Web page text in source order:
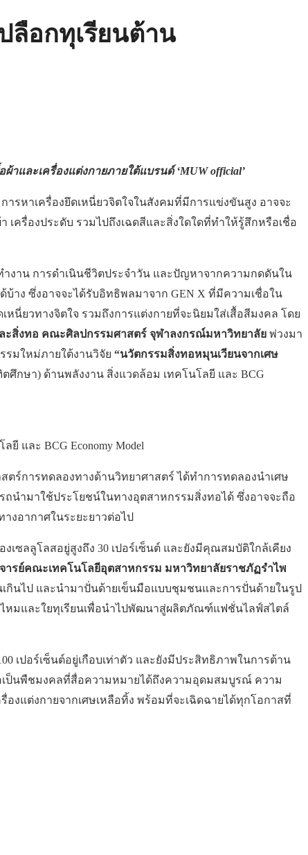
ลือกทุเรียนต้าน
ผ้าและเครื่องแต่งกายภายใต้แบรนด์ ‘MUW official’
ารหาเครื่องยึดเหนี่ยวจิตใจในสังคมที่มีการแข่งขันสูง อาจจะ
ครื่องประดับ รวมไปถึงเฉดสีและสิ่งใดใดที่ทำให้รู้สึกหรือเชื่อ
งาน การดำเนินชีวิตประจำวัน และปัญหาจากความกดดันใน
าง ซึ่งอาจจะได้รับอิทธิพลมาจาก GEN X ที่มีความเชื่อใน
นี่ยวทางจิตใจ รวมถึงการแต่งกายที่จะนิยมใส่เสื้อสีมงคล โดย
สิ่งทอ คณะศิลปกรรมศาสตร์ จุฬาลงกรณ์มหาวิทยาลัย พ่วงมา
รมใหม่ภายใต้งานวิจัย “นวัตกรรมสิ่งทอหมุนเวียนจากเศษ
กษา) ด้านพลังงาน สิ่งแวดล้อม เทคโนโลยี และ BCG
และ BCG Economy Model
ร์การทดลองทางด้านวิทยาศาสตร์ ได้ทำการทดลองนำเศษ
ถนำมาใช้ประโยชน์ในทางอุตสาหกรรมสิ่งทอได้ ซึ่งอาจจะถือ
งอากาศในระยะยาวต่อไป
เซลลูโลสอยู่สูงถึง 30 เปอร์เซ็นต์ และยังมีคุณสมบัติใกล้เคียง
ารย์คณะเทคโนโลยีอุตสาหกรรม มหาวิทยาลัยราชภัฏรำไพ
กินไป และนำมาปั่นด้ายเข็นมือแบบชุมชนและการปั่นด้ายในรูป
หมและใยทุเรียนเพื่อนำไปพัฒนาสู่ผลิตภัณฑ์แฟชั่นไลฟ์สไตล์
เปอร์เซ็นต์อยู่เกือบเท่าตัว และยังมีประสิทธิภาพในการต้าน
อเป็นพืชมงคลที่สื่อความหมายได้ถึงความอุดมสมบูรณ์ ความ
งแต่งกายจากเศษเหลือทิ้ง พร้อมที่จะเฉิดฉายได้ทุกโอกาสที่